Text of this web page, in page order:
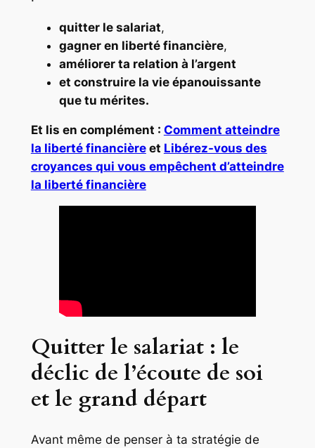
quitter le salariat,
gagner en liberté financière,
améliorer ta relation à l’argent
et construire la vie épanouissante
que tu mérites.
Et lis en complément : Comment atteindre
la liberté financièreet Libérez-vous des
croyances qui vous empêchent d’atteindre
la liberté financière
Quitter le salariat : le
déclic de l’écoute de soi
et le grand départ
Avant même de penser à ta stratégie de